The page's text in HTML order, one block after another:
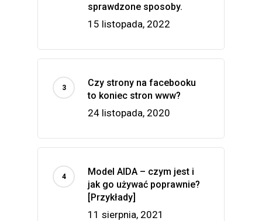
sprawdzone sposoby.
15 listopada, 2022
Czy strony na facebooku
to koniec stron www?
24 listopada, 2020
Model AIDA – czym jest i
jak go używać poprawnie?
[Przykłady]
11 sierpnia, 2021